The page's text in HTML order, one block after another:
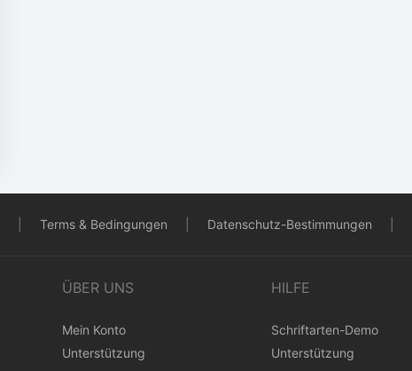
Terms & Bedingungen Datenschutz-Bestimmungen
ÜBER UNS
Mein Konto
Unterstützung
HILFE
Schriftarten-Demo
Unterstützung